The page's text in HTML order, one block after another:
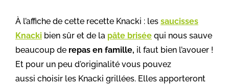
À l’affiche de cette recette Knacki : les saucisses
Knacki bien sûr et de la pâte brisée qui nous sauve
beaucoup de repas en famille, il faut bien l’avouer !
Et pour un peu d'originalité vous pouvez
aussi choisir les Knacki grillées. Elles apporteront